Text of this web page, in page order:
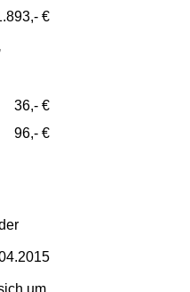
€
36,- €
96,- €
um